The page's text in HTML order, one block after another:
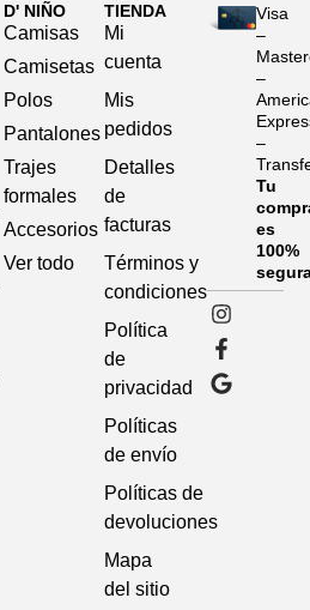
D' NIÑO
Camisas
Camisetas
Polos
Pantalones
Trajes
formales
Accesorios
Ver todo
TIENDA
Mi
cuenta
Mis
pedidos
Detalles
de
facturas
Términos y
condiciones
Política
de
privacidad
Políticas
de envío
Políticas de
devoluciones
Mapa
del sitio
Visa
–
–
–
Tu
es
100%